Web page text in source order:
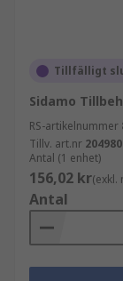
Tillfälligt
Sidamo
RS-artikelnummer
Tillv. art.nr
Antal (1 enhet)
156,02 kr(exkl.
Antal